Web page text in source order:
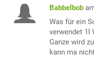
Babbelbob
Was für ein
verwendet 1l
Ganze wird
kann ma